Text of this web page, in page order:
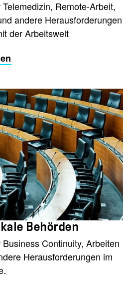
Remote-Arbeit,
andere Herausforderungen
der Arbeitswelt
Behörden
Continuity, Arbeiten
Herausforderungen im